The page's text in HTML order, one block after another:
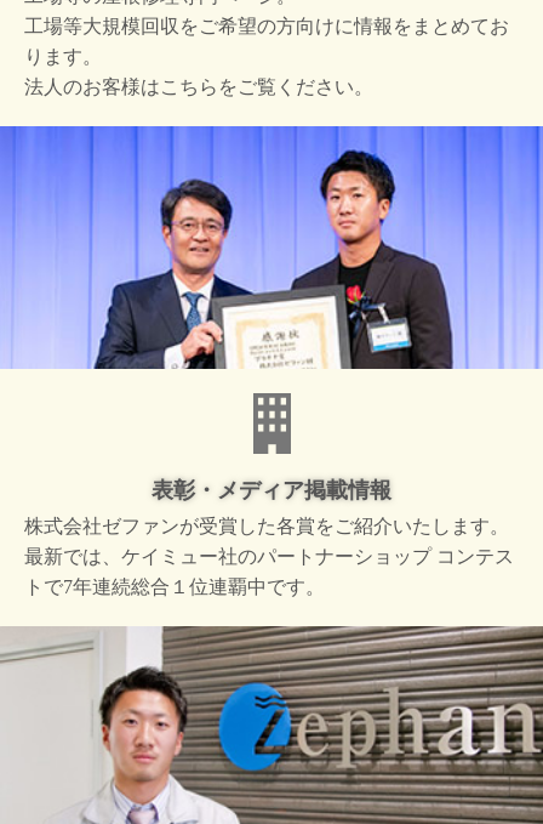
工場等大規模回収をご希望の方向けに情報をまとめてお
ります。
法人のお客様はこちらをご覧ください。
表彰・メディア掲載情報
株式会社ゼファンが受賞した各賞をご紹介いたします。
最新では、ケイミュー社のパートナーショップ コンテス
トで7年連続総合１位連覇中です。